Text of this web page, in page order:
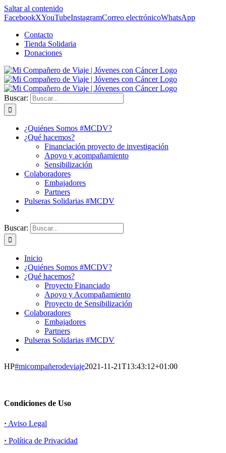
Saltar al contenido
FacebookXYouTubeInstagramCorreo electrónicoWhatsApp
Contacto
Tienda Solidaria
Donaciones
Buscar:
¿Quiénes Somos #MCDV?
¿Qué hacemos?
Financiación proyecto de investigación
Apoyo y acompañamiento
Sensibilización
Colaboradores
Embajadores
Partners
Pulseras Solidarias #MCDV
Buscar:
Inicio
¿Quiénes Somos #MCDV?
¿Qué hacemos?
Proyecto Financiado
Apoyo y Acompañamiento
Proyecto de Sensibilización
Colaboradores
Embajadores
Partners
Pulseras Solidarias #MCDV
HP#micompañerodeviaje2021-11-21T13:43:12+01:00
Condiciones de Uso
· Aviso Legal
· Política de Privacidad